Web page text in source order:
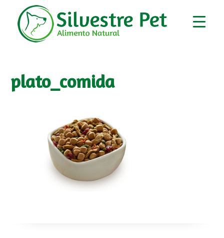
plato_comida